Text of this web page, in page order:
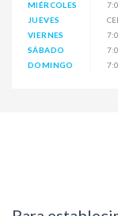
MIÉRCOLES
JUEVES
VIERNES
SÁBADO
DOMINGO